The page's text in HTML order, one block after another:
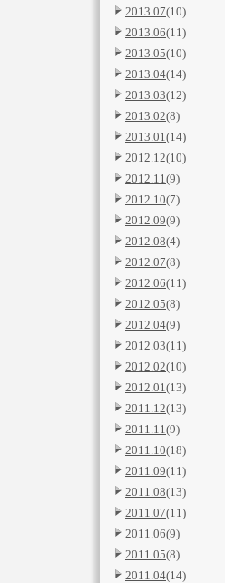
2013.07(10)
2013.06(11)
2013.05(10)
2013.04(14)
2013.03(12)
2013.02(8)
2013.01(14)
2012.12(10)
2012.11(9)
2012.10(7)
2012.09(9)
2012.08(4)
2012.07(8)
2012.06(11)
2012.05(8)
2012.04(9)
2012.03(11)
2012.02(10)
2012.01(13)
2011.12(13)
2011.11(9)
2011.10(18)
2011.09(11)
2011.08(13)
2011.07(11)
2011.06(9)
2011.05(8)
2011.04(14)